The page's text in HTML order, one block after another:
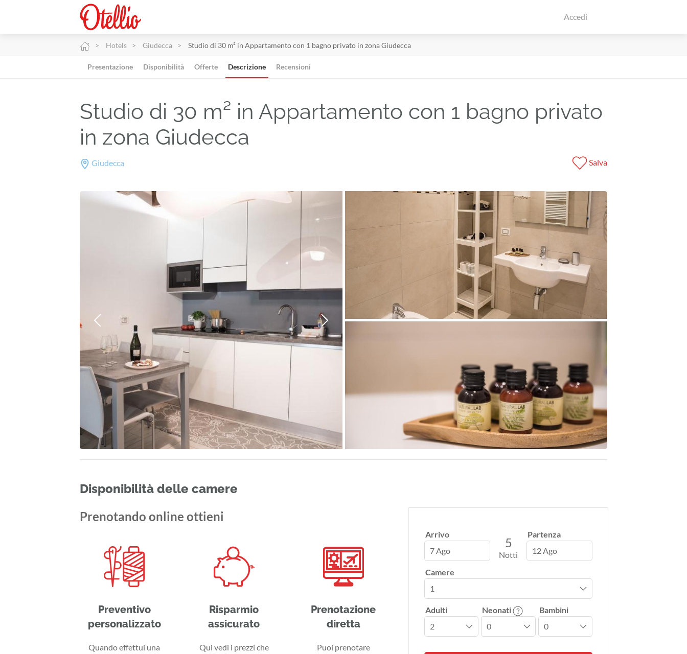
Accedi
Hotels Giudecca Studio di 30 m² in Appartamento con 1 bagno privato in zona Giudecca
Presentazione Disponibilità Offerte Descrizione Recensioni
Studio di 30 m² in Appartamento con 1 bagno privato
in zona Giudecca
Giudecca Salva
Disponibilità delle camere
Arrivo
7 Ago
5
Notti
Partenza
12 Ago
Camere
Adulti Neonati Bambini
Prenotando online ottieni
Preventivo
personalizzato
Quando effettui una
Risparmio
assicurato
Qui vedi i prezzi che
Prenotazione
diretta
Puoi prenotare